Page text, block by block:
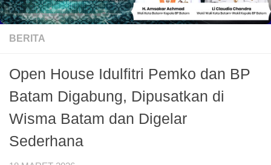
BERITA
Open House Idulfitri Pemko dan BP
Batam Digabung, Dipusatkan di
Wisma Batam dan Digelar
Sederhana